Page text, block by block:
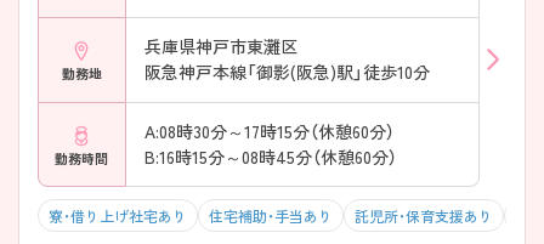
勤務地
兵庫県神戸市東灘区
阪急神戸本線「御影(阪急)駅」徒歩10分
勤務時間
A:08時30分～17時15分（休憩60分）
B:16時15分～08時45分（休憩60分）
寮・借り上げ社宅あり 住宅補助・手当あり 託児所・保育支援あり